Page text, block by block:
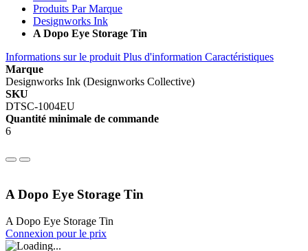
Produits Par Marque
Designworks Ink
A Dopo Eye Storage Tin
Informations sur le produit Plus d'information Caractéristiques
Marque
Designworks Ink (Designworks Collective)
SKU
DTSC-1004EU
Quantité minimale de commande
6
A Dopo Eye Storage Tin
A Dopo Eye Storage Tin
Connexion pour le prix